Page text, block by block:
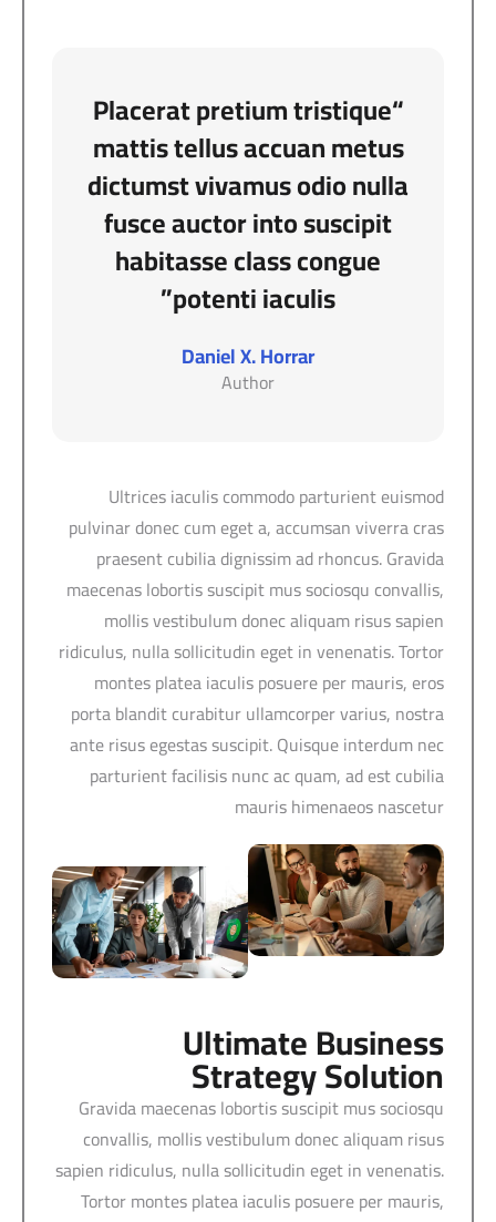
“Placerat pretium tristique
mattis tellus accuan metus
dictumst vivamus odio nulla
fusce auctor into suscipit
habitasse class congue
potenti iaculis”
Daniel X. Horrar
Author
Ultrices iaculis commodo parturient euismod
pulvinar donec cum eget a, accumsan viverra cras
praesent cubilia dignissim ad rhoncus. Gravida
maecenas lobortis suscipit mus sociosqu convallis,
mollis vestibulum donec aliquam risus sapien
ridiculus, nulla sollicitudin eget in venenatis. Tortor
montes platea iaculis posuere per mauris, eros
porta blandit curabitur ullamcorper varius, nostra
ante risus egestas suscipit. Quisque interdum nec
parturient facilisis nunc ac quam, ad est cubilia
mauris himenaeos nascetur
Ultimate Business
Strategy Solution
Gravida maecenas lobortis suscipit mus sociosqu
convallis, mollis vestibulum donec aliquam risus
sapien ridiculus, nulla sollicitudin eget in venenatis.
Tortor montes platea iaculis posuere per mauris,